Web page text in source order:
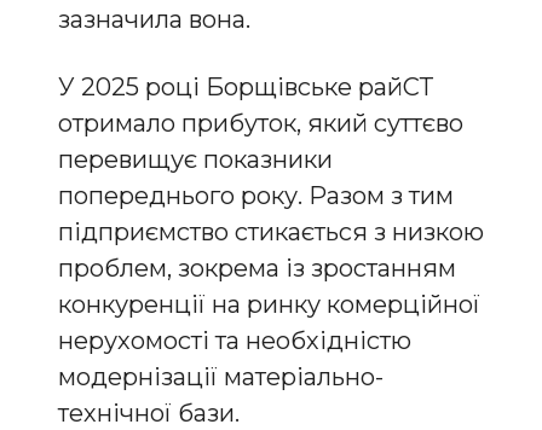
зазначила вона.
У 2025 році Борщівське райСТ
отримало прибуток, який суттєво
перевищує показники
попереднього року. Разом з тим
підприємство стикається з низкою
проблем, зокрема із зростанням
конкуренції на ринку комерційної
нерухомості та необхідністю
модернізації матеріально-
технічної бази.